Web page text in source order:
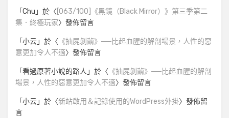
「Chu 」於〈 [063/100]《黑鏡（Black Mirror）》第三季第二
集．終極玩家〉發佈留言
「小云」於〈 《抽屍剝繭》──比起血腥的解剖場景，人性的惡
意更加令人不適〉發佈留言
「看過原著小說的路人 」於〈 《抽屍剝繭》──比起血腥的解剖
場景，人性的惡意更加令人不適〉發佈留言
「小云」於〈新站啟用＆記錄使用的WordPress外掛〉發佈留
言